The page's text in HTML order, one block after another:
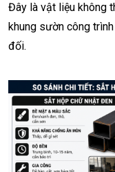
Đây là vật liệu không
khung sườn công
đối.